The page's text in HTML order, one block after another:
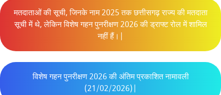
मतदाताओं की सूची, जिनके नाम 2025 तक छत्तीसगढ़ राज्य की मतदाता
सूची में थे, लेकिन विशेष गहन पुनरीक्षण 2026 की ड्राफ्ट रोल में शामिल
नहीं हैं।|
विशेष गहन पुनरीक्षण 2026 की अंतिम प्रकाशित नामावली
(21/02/2026)|